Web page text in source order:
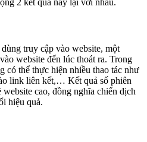
2 kết quả này lại với nhau.
truy cập vào website, một
website đến lúc thoát ra. Trong
có thể thực hiện nhiều thao tác như
link liên kết,… Kết quả số phiên
cao, đồng nghĩa chiến dịch
hiệu quả.